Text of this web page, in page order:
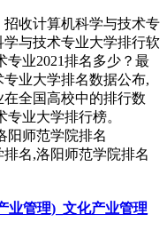
收计算机科学与技术专
与技术专业大学排行软
专业2021排名多少？最
业大学排名数据公布,
全国高校中的排行数
业大学排行榜。
名,洛阳师范学院排名
业管理)_文化产业管理